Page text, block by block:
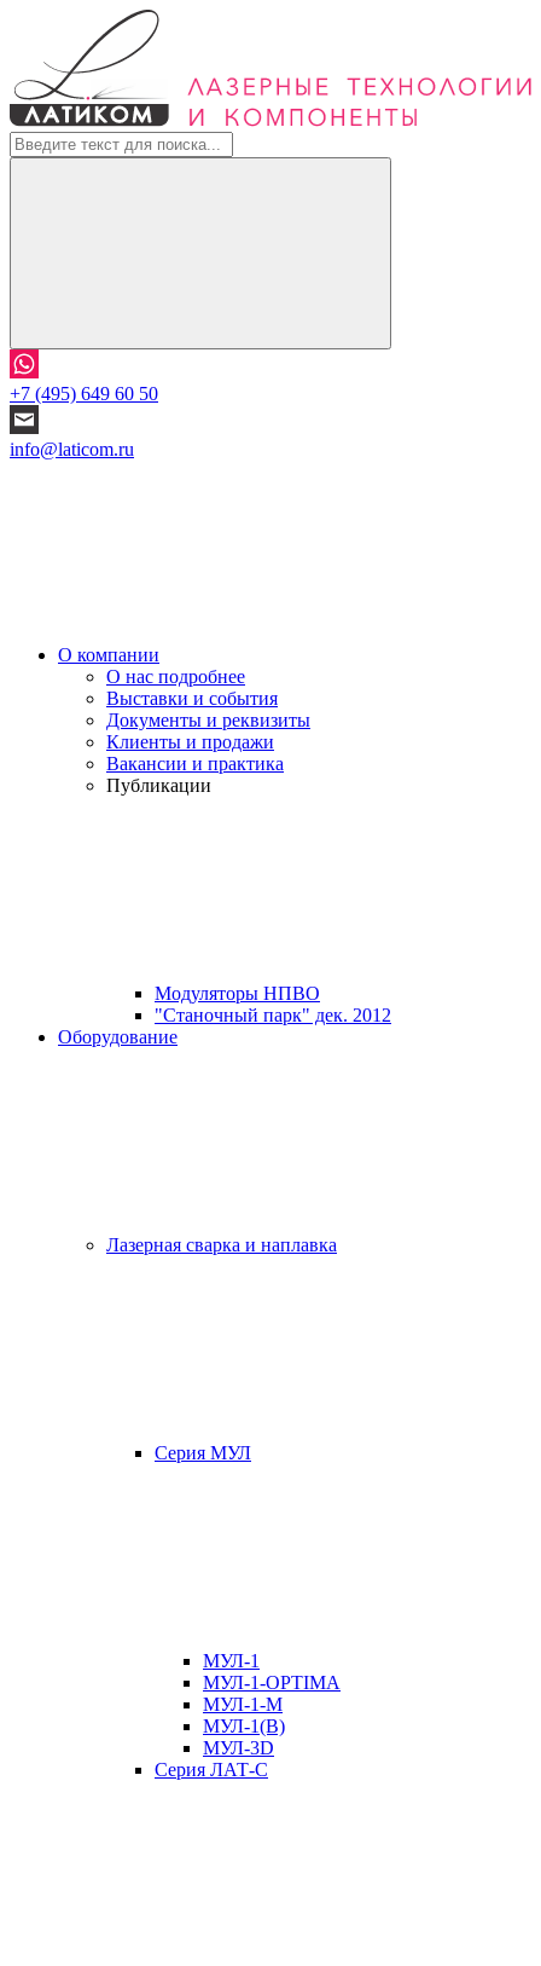
+7 (495) 649 60 50
info@laticom.ru
О компании
О нас подробнее
Выставки и события
Документы и реквизиты
Клиенты и продажи
Вакансии и практика
Публикации
Модуляторы НПВО
"Станочный парк" дек. 2012
Оборудование
Лазерная сварка и наплавка
Серия МУЛ
МУЛ-1
МУЛ-1-OPTIMA
МУЛ-1-М
МУЛ-1(В)
МУЛ-3D
Серия ЛАТ-С